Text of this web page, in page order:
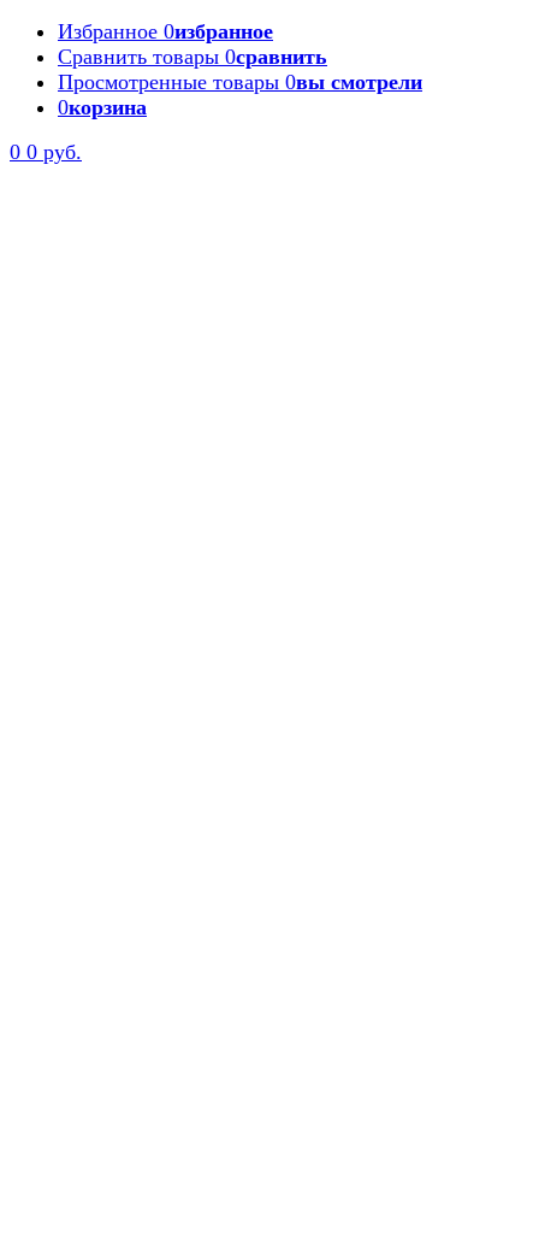
Избранное 0избранное
Сравнить товары 0сравнить
Просмотренные товары 0вы смотрели
0корзина
0 0 руб.